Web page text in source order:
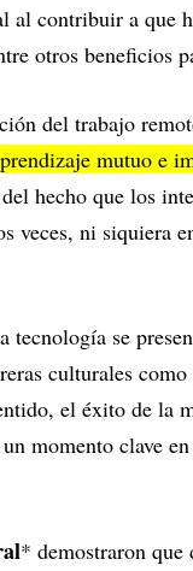
al contribuir a que
otros beneficios
del trabajo
mutuo e
hecho que los
veces, ni siquiera
tecnología se
culturales
el éxito de la
momento clave
* demostraron que